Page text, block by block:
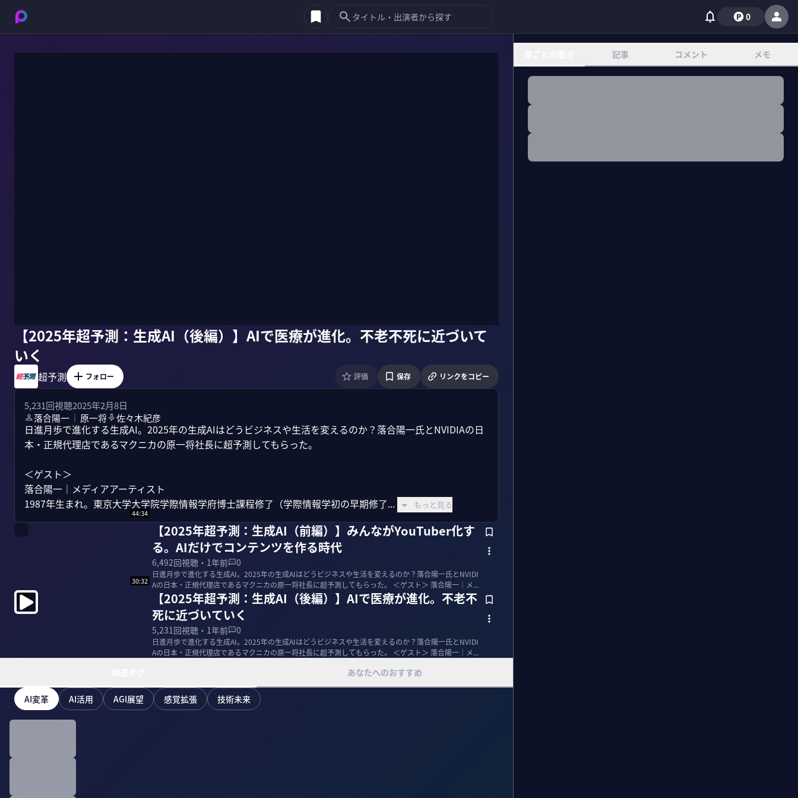
0
【2025年超予測：生成AI（後編）】AIで医療が進化。不老不死に近づいて
いく
超予測 フォロー 評価 保存 リンクをコピー
5,231回視聴2025年2月8日
落合陽一 ｜ 原一将 佐々木紀彦
日進月歩で進化する生成AI。2025年の生成AIはどうビジネスや生活を変えるのか？落合陽一氏とNVIDIAの日
本・正規代理店であるマクニカの原一将社長に超予測してもらった。
＜ゲスト＞
落合陽一｜メディアアーティスト
1987年生まれ。東京大学大学院学際情報学府博士課程修了（学際情報学初の早期修了...
もっと見る
44:34
【2025年超予測：生成AI（前編）】みんながYouTuber化す
る。AIだけでコンテンツを作る時代
6,492回視聴・ 1年前 0
日進月歩で進化する生成AI。2025年の生成AIはどうビジネスや生活を変えるのか？落合陽一氏とNVIDI
Aの日本・正規代理店であるマクニカの原一将社長に超予測してもらった。 ＜ゲスト＞ 落合陽一｜メ...
30:32
【2025年超予測：生成AI（後編）】AIで医療が進化。不老不
死に近づいていく
5,231回視聴・ 1年前 0
日進月歩で進化する生成AI。2025年の生成AIはどうビジネスや生活を変えるのか？落合陽一氏とNVIDI
Aの日本・正規代理店であるマクニカの原一将社長に超予測してもらった。 ＜ゲスト＞ 落合陽一｜メ...
あなたへのおすすめ
AI変革 AI活用 AGI展望 感覚拡張 技術未来
記事 コメント メモ